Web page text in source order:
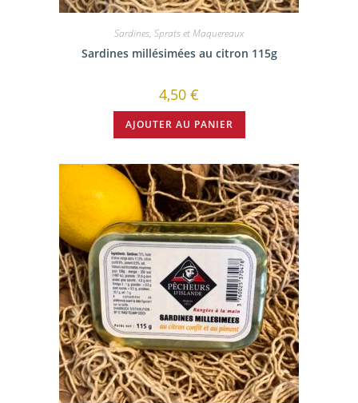
Sardines, Sprats et Maquereaux
Sardines millésimées au citron 115g
4,50 €
AJOUTER AU PANIER